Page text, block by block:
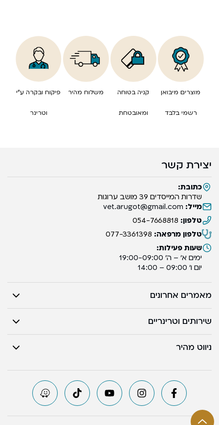
מוצרים מיבואן
רשמי בלבד
קניה בטוחה
ומאובטחת
משלוח מהיר פיקוח ובקרה ע”י
וטרינר
יצירת קשר
כתובת:
שדרות המייסדים 39 מושב ערוגות
מייל: vet.arugot@gmail.com
טלפון: 054-7668818
טלפון מרפאה: 077-3361398
שעות פעילות:
ימים א’ – ה’ 19:00-09:00
יום ו’ 09:00 – 14:00
מאמרים אחרונים
שירותים וטרינריים
ניווט מהיר